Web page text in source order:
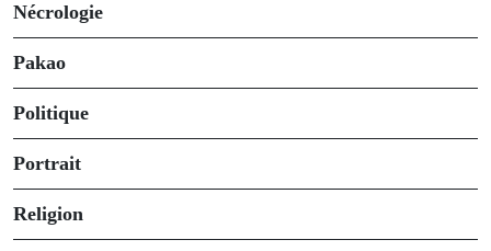
Nécrologie
Pakao
Politique
Portrait
Religion